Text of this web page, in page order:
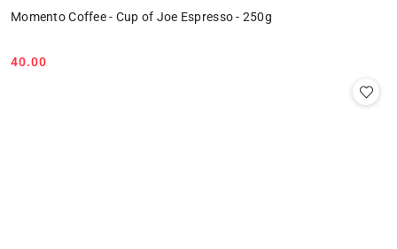
Momento Coffee - Cup of Joe Espresso - 250g
Cena:
40.00